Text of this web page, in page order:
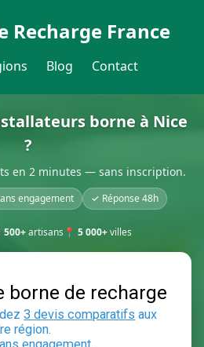
Recharge France
Blog Contact
borne à Nice
?
en 2 minutes — sans inscription.
engagement ✓ Réponse 48h
500+artisans 📍 5 000+villes